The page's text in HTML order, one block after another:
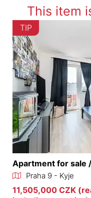
This item
TIP
Apartment for sale
Praha 9 - Kyje
11,505,000 CZK